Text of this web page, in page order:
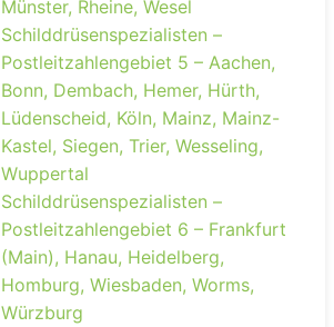
Münster, Rheine, Wesel
Schilddrüsenspezialisten –
Postleitzahlengebiet 5 – Aachen,
Bonn, Dembach, Hemer, Hürth,
Lüdenscheid, Köln, Mainz, Mainz-
Kastel, Siegen, Trier, Wesseling,
Wuppertal
Schilddrüsenspezialisten –
Postleitzahlengebiet 6 – Frankfurt
(Main), Hanau, Heidelberg,
Homburg, Wiesbaden, Worms,
Würzburg